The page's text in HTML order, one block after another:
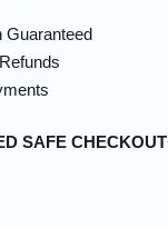
Guaranteed
SAFE CHECKOUT